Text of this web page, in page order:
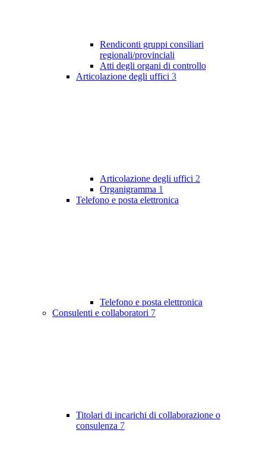
Rendiconti gruppi consiliari
regionali/provinciali
Atti degli organi di controllo
Articolazione degli uffici 3
Articolazione degli uffici 2
Organigramma 1
Telefono e posta elettronica
Telefono e posta elettronica
Consulenti e collaboratori 7
Titolari di incarichi di collaborazione o
consulenza 7